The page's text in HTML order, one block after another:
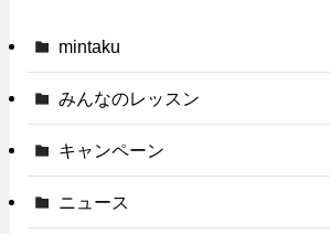
mintaku
みんなのレッスン
キャンペーン
ニュース